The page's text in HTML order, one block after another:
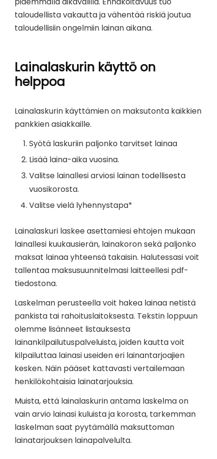
taloudellista vakautta ja vähentää riskiä joutua
taloudellisiin ongelmiin lainan aikana.
Lainalaskurin käyttö on
helppoa
Lainalaskurin käyttämien on maksutonta kaikkien
pankkien asiakkaille.
Syötä laskuriin paljonko tarvitset lainaa
Lisää laina-aika vuosina.
Valitse lainallesi arviosi lainan todellisesta
vuosikorosta.
Valitse vielä lyhennystapa*
Lainalaskuri laskee asettamiesi ehtojen mukaan
lainallesi kuukausierän, lainakoron sekä paljonko
maksat lainaa yhteensä takaisin. Halutessasi voit
tallentaa maksusuunnitelmasi laitteellesi pdf-
tiedostona.
Laskelman perusteella voit hakea lainaa netistä
pankista tai rahoituslaitoksesta. Tekstin loppuun
olemme lisänneet listauksesta
lainankilpailutuspalveluista, joiden kautta voit
kilpailuttaa lainasi useiden eri lainantarjoajien
kesken. Näin pääset kattavasti vertailemaan
henkilökohtaisia lainatarjouksia.
Muista, että lainalaskurin antama laskelma on
vain arvio lainasi kuluista ja korosta, tarkemman
laskelman saat pyytämällä maksuttoman
lainatarjouksen lainapalvelulta.